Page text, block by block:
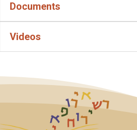
Documents
Videos